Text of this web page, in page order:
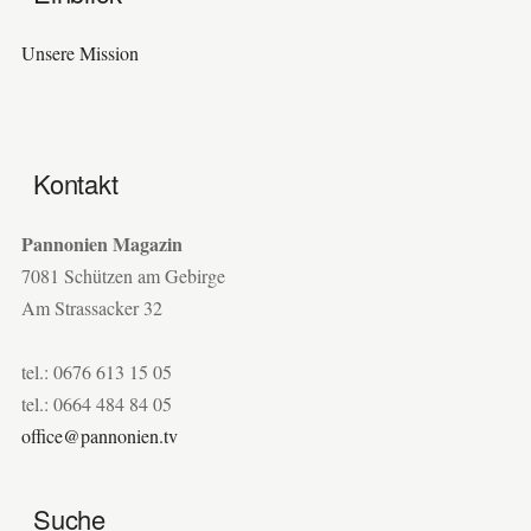
Unsere Mission
Kontakt
Pannonien Magazin
7081 Schützen am Gebirge
Am Strassacker 32
tel.: 0676 613 15 05
tel.: 0664 484 84 05
office@pannonien.tv
Suche